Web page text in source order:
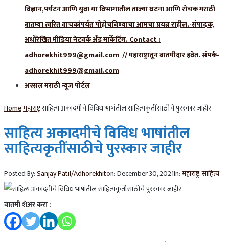
विज्ञान,पर्यटन आणि युवा या विभागातील ताज्या घटना आणि रोचक मराठी
बातम्या त्वरित वाचकांपर्यंत पोहोचविण्याचा आमचा प्रयत्न राहील.-संपादक,
अधोरेखित मीडिया नेटवर्क अँड मार्केटिंग. Contact :
adhorekhit999@gmail.com // महाराष्ट्रातून बातमीदार हवेत. संपर्क-
adhorekhit999@gmail.com
अस्सल मराठी न्यूज पोर्टल
Homeमहाराष्ट्रसाहित्य अकादमीचे विविध भाषांतील साहित्यकृतींसाठीचे पुरस्कार जाहीर
साहित्य अकादमीचे विविध भाषांतील
साहित्यकृतींसाठीचे पुरस्कार जाहीर
Posted By:Sanjay Patil/Adhorekhiton:December 30, 2021In:महाराष्ट्र,साहित्य
बातमी शेअर करा :